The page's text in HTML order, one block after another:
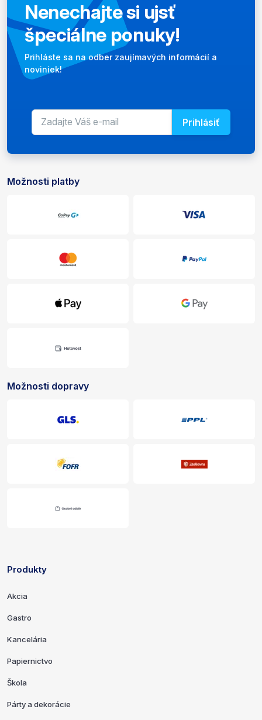
Newsletter
Nenechajte si ujsť
špeciálne ponuky!
Prihláste sa na odber zaujímavých informácií a
noviniek!
E-mailová adresa pre newsletter
Zadajte svoju e-mailovú
Prihlásiť
Platobné a doručovacie možnosti
Možnosti platby
Možnosti dopravy
Odkazy a kontaktné informácie
Produkty
Akcia
Gastro
Kancelária
Papiernictvo
Škola
Párty a dekorácie